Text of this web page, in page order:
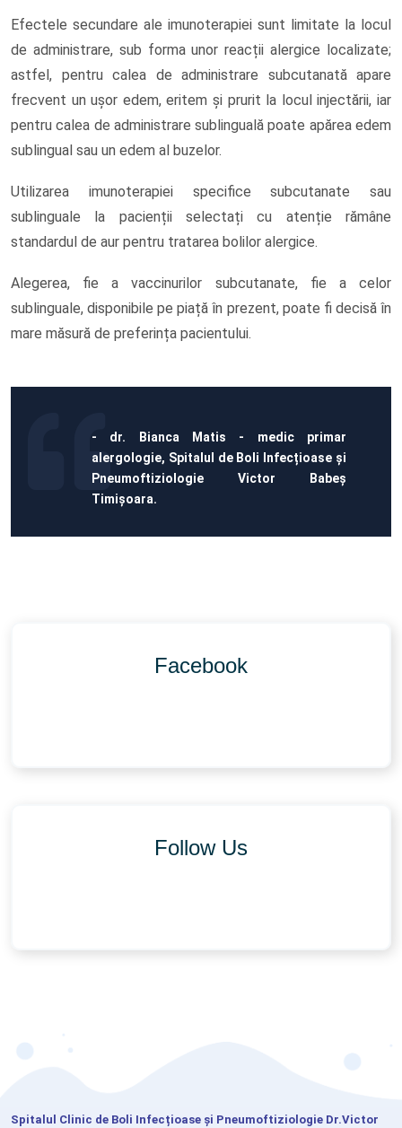
Efectele secundare ale imunoterapiei sunt limitate la locul
de administrare, sub forma unor reacții alergice localizate;
astfel, pentru calea de administrare subcutanată apare
frecvent un ușor edem, eritem și prurit la locul injectării, iar
pentru calea de administrare sublinguală poate apărea edem
sublingual sau un edem al buzelor.
Utilizarea imunoterapiei specifice subcutanate sau
sublinguale la pacienții selectați cu atenție rămâne
standardul de aur pentru tratarea bolilor alergice.
Alegerea, fie a vaccinurilor subcutanate, fie a celor
sublinguale, disponibile pe piață în prezent, poate fi decisă în
mare măsură de preferința pacientului.
- dr. Bianca Matis - medic primar
alergologie, Spitalul de Boli Infecțioase și
Pneumoftiziologie Victor Babeș
Timișoara.
Facebook
Follow Us
Spitalul Clinic de Boli Infecțioase și Pneumoftiziologie Dr.Victor